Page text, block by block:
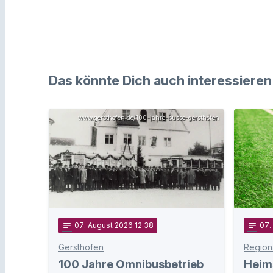
Das könnte Dich auch interessieren
www.gersthofen.de/100-jahre-busse-gersthofen
notes 07. August 2026 12:38
Gersthofen
100 Jahre Omnibusbetrieb
notes 07